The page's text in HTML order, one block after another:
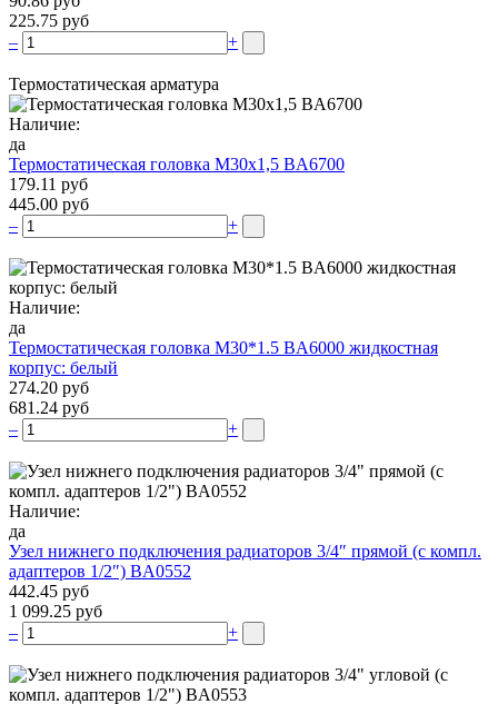
225.75 руб
–
+
Термостатическая арматура
Наличие:
да
Термостатическая головка М30х1,5 BA6700
179.11 руб
445.00 руб
–
+
Наличие:
да
Термостатическая головка M30*1.5 BA6000 жидкостная
корпус: белый
274.20 руб
681.24 руб
–
+
Наличие:
да
Узел нижнего подключения радиаторов 3/4″ прямой (c компл.
адаптеров 1/2″) BA0552
442.45 руб
1 099.25 руб
–
+